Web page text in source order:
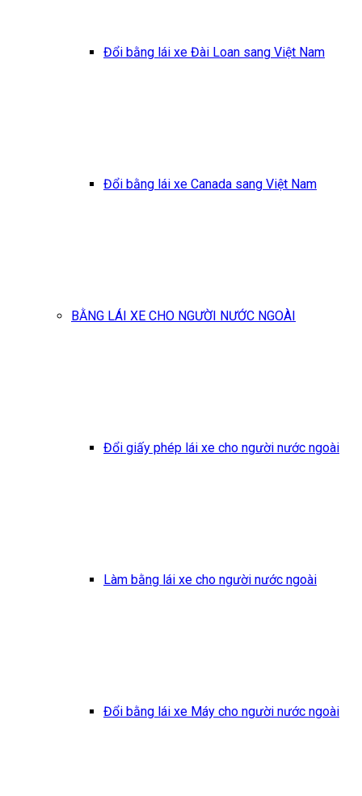
Đổi bằng lái xe Đài Loan sang Việt Nam
Đổi bằng lái xe Canada sang Việt Nam
BẰNG LÁI XE CHO NGƯỜI NƯỚC NGOÀI
Đổi giấy phép lái xe cho người nước ngoài
Làm bằng lái xe cho người nước ngoài
Đổi bằng lái xe Máy cho người nước ngoài